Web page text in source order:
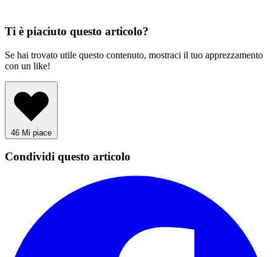
Ti è piaciuto questo articolo?
Se hai trovato utile questo contenuto, mostraci il tuo apprezzamento
con un like!
46 Mi piace
Condividi questo articolo